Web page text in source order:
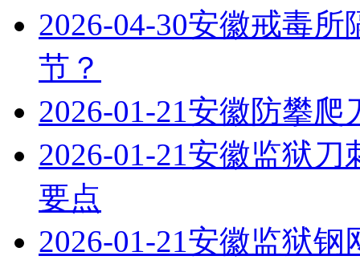
2026-04-30安徽戒毒所
节？
2026-01-21安徽防攀爬
2026-01-21安徽监狱刀
要点
2026-01-21安徽监狱钢